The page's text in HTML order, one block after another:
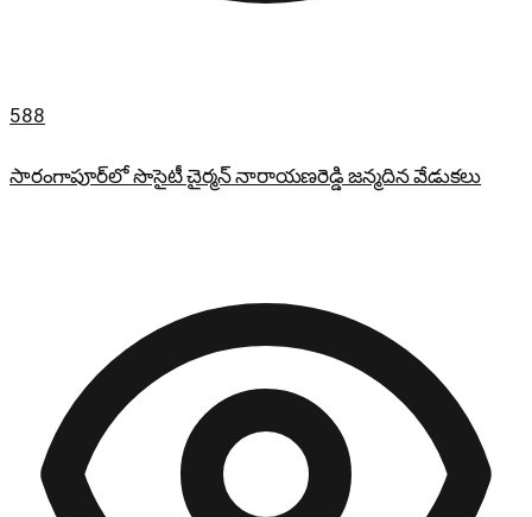
588
సారంగాపూర్‌లో సొసైటీ చైర్మన్ నారాయణరెడ్డి జన్మదిన వేడుకలు